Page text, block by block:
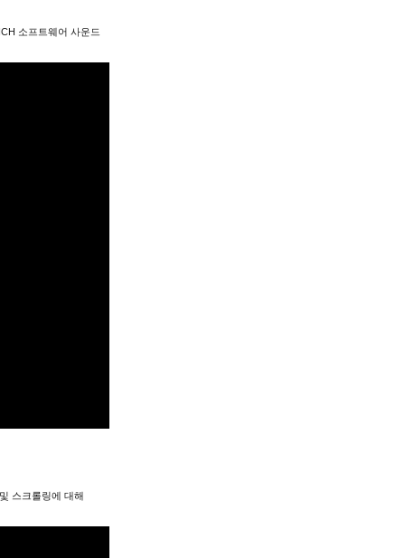
소프트웨어 사운드
스크롤링에 대해